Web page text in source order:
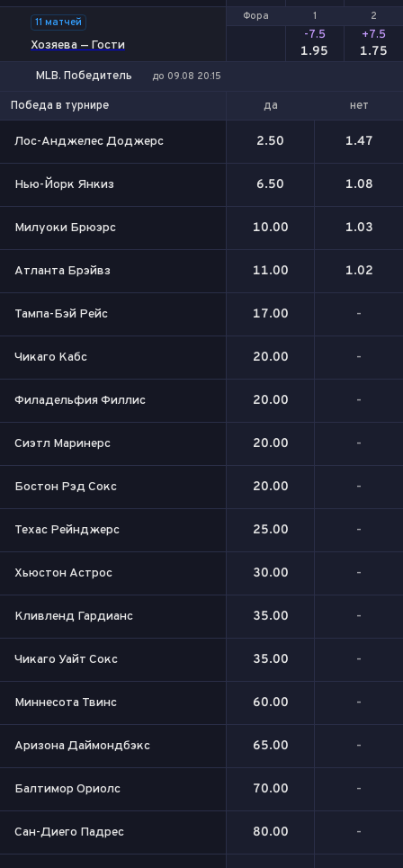
Фора 1 2
11 матчей
Хозяева — Гости
Фора 1 2
-7.5
1.95
+7.5
1.75
MLB. Победитель до 09.08 20:15
Победа в турнире да нет
Лос-Анджелес Доджерс 2.50 1.47
Нью-Йорк Янкиз 6.50 1.08
Милуоки Брюэрс 10.00 1.03
Атланта Брэйвз 11.00 1.02
Тампа-Бэй Рейс 17.00 -
Чикаго Кабс 20.00 -
Филадельфия Филлис 20.00 -
Сиэтл Маринерс 20.00 -
Бостон Рэд Сокс 20.00 -
Техас Рейнджерс 25.00 -
Хьюстон Астрос 30.00 -
Кливленд Гардианс 35.00 -
Чикаго Уайт Сокс 35.00 -
Миннесота Твинс 60.00 -
Аризона Даймондбэкс 65.00 -
Балтимор Ориолс 70.00 -
Сан-Диего Падрес 80.00 -